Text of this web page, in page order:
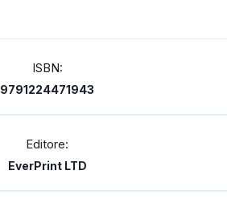
ISBN:
9791224471943
Editore:
EverPrint LTD